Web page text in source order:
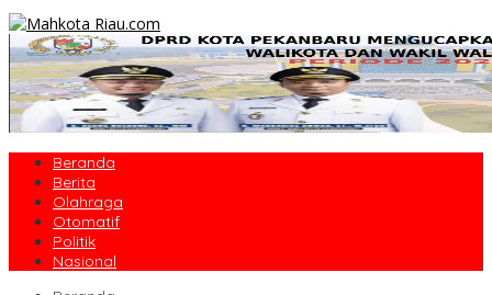
Beranda
Berita
Olahraga
Otomatif
Politik
Nasional